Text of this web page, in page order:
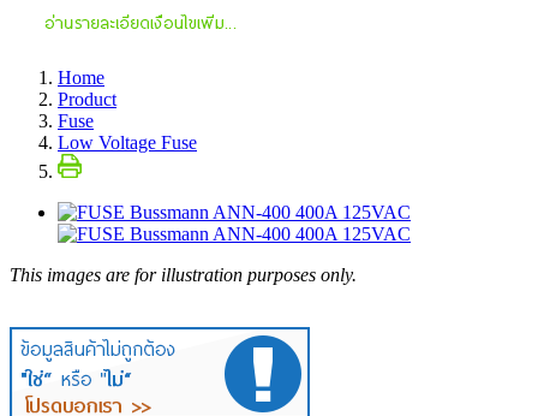
Home
Product
Fuse
Low Voltage Fuse
This images are for illustration purposes only.